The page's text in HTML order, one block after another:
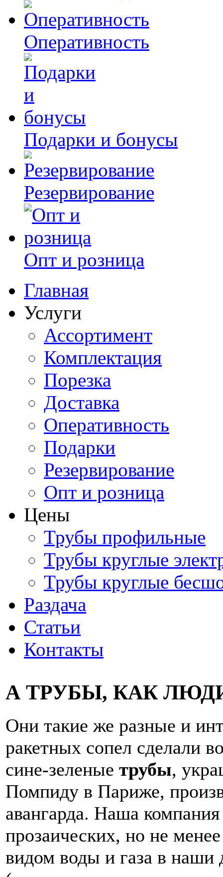
Оперативность
Подарки и бонусы
Резервирование
Опт и розница
Главная
Услуги
Ассортимент
Комплектация
Порезка
Доставка
Оперативность
Подарки
Резервирование
Опт и розница
Цены
Трубы профильные
Трубы круглые
Трубы круглые
Раздача
Статьи
Контакты
А ТРУБЫ, КАК
Они такие же разные и
ракетных сопел сделали
сине-зеленые трубы,
Помпиду в Париже,
авангарда. Наша
прозаических, но не
видом воды и газа в